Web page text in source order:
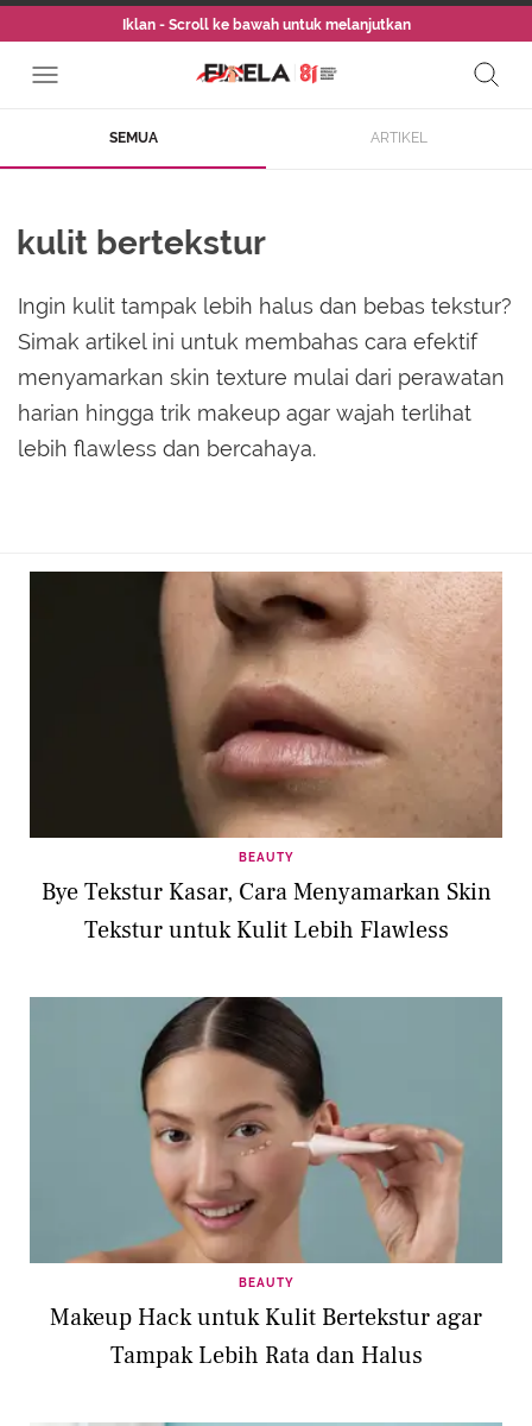
Iklan - Scroll ke bawah untuk melanjutkan
SEMUA ARTIKEL
kulit bertekstur
Ingin kulit tampak lebih halus dan bebas tekstur?
Simak artikel ini untuk membahas cara efektif
menyamarkan skin texture mulai dari perawatan
harian hingga trik makeup agar wajah terlihat
lebih flawless dan bercahaya.
BEAUTY
Bye Tekstur Kasar, Cara Menyamarkan Skin
Tekstur untuk Kulit Lebih Flawless
BEAUTY
Makeup Hack untuk Kulit Bertekstur agar
Tampak Lebih Rata dan Halus